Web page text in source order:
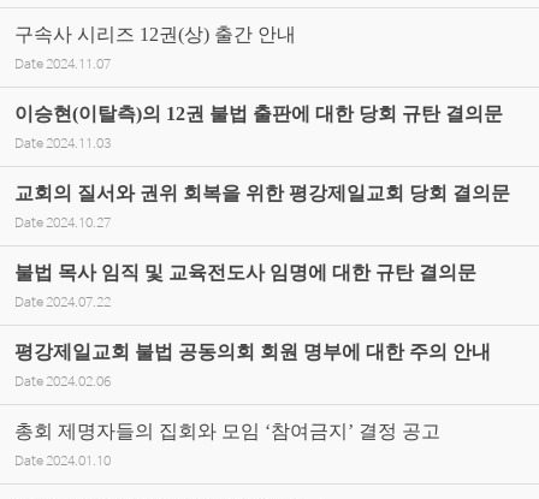
구속사 시리즈 12권(상) 출간 안내
Date 2024.11.07
이승현(이탈측)의 12권 불법 출판에 대한 당회 규탄 결의문
Date 2024.11.03
교회의 질서와 권위 회복을 위한 평강제일교회 당회 결의문
Date 2024.10.27
불법 목사 임직 및 교육전도사 임명에 대한 규탄 결의문
Date 2024.07.22
평강제일교회 불법 공동의회 회원 명부에 대한 주의 안내
Date 2024.02.06
총회 제명자들의 집회와 모임 ‘참여금지’ 결정 공고
Date 2024.01.10